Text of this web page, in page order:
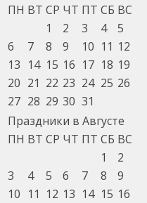
ПН ВТ СР ЧТ ПТ СБ ВС
1
2 3 4
5
6
7 8 9 10 11 12
13 14 15 16 17 18 19
20 21 22 23 24 25 26
27 28 29 30 31
Праздники в Августе
ПН ВТ СР ЧТ ПТ СБ ВС
1
2
3
4 5 6 7 8
9
10 11 12 13 14 15 16